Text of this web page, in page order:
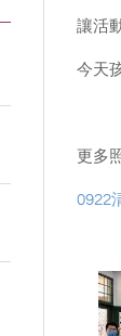
讓活
今天
更多
0922